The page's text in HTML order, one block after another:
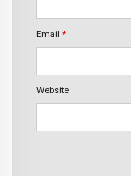
Email *
Website